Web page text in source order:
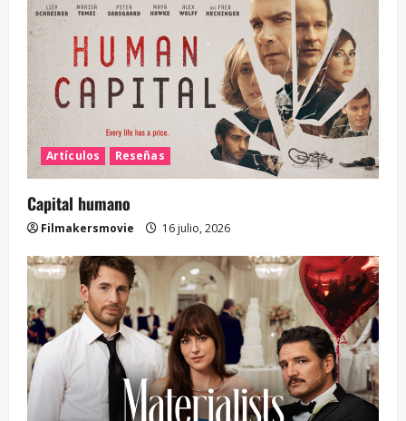
Artículos Reseñas
Capital humano
Filmakersmovie 16 julio, 2026